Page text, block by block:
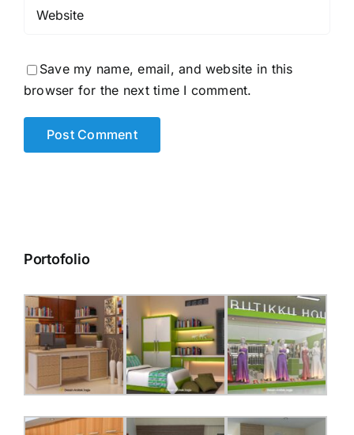
Save my name, email, and website in this
browser for the next time I comment.
Portofolio